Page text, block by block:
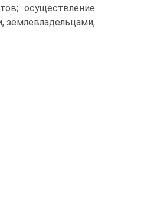
осуществление
земле­владельцами,